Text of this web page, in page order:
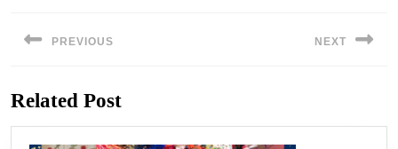
de
PREVIOUS
post:
NEXT
Related Post